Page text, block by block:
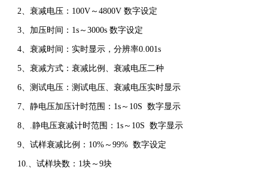
2、衰减电压：100V～4800V 数字设定
3、加压时间：1s～3000s 数字设定
4、衰减时间：实时显示，分辨率0.001s
5、衰减方式：衰减比例、衰减电压二种
6、测试电压：测试电压、衰减电压实时显示
7、静电压加压计时范围：1s～10S 数字显示
8、.静电压衰减计时范围：1s～10S 数字显示
9、试样衰减比例：10%～99% 数字设定
10.、试样块数：1块～9块